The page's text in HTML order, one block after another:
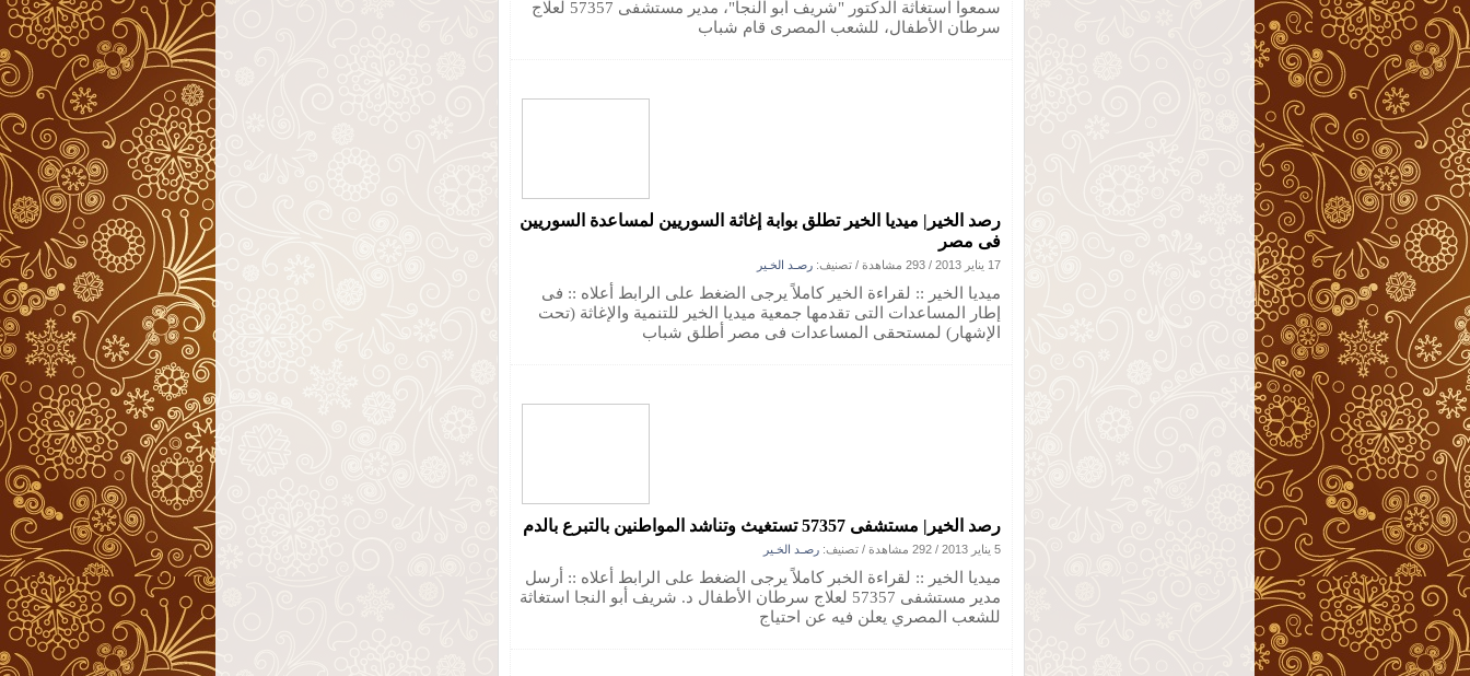
سمعوا استغاثة الدكتور "شريف أبو النجا"، مدير مستشفى 57357 لعلاج
سرطان الأطفال، للشعب المصرى قام شباب
رصد الخير| ميديا الخير تطلق بوابة إغاثة السوريين لمساعدة السوريين
فى مصر
17 يناير 2013 / 293 مشاهدة / تصنيف: رصـد الخـير
ميديا الخير :: لقراءة الخير كاملاً يرجى الضغط على الرابط أعلاه :: فى
إطار المساعدات التى تقدمها جمعية ميديا الخير للتنمية والإغاثة (تحت
الإشهار) لمستحقى المساعدات فى مصر أطلق شباب
رصد الخير| مستشفى 57357 تستغيث وتناشد المواطنين بالتبرع بالدم
5 يناير 2013 / 292 مشاهدة / تصنيف: رصـد الخـير
ميديا الخير :: لقراءة الخبر كاملاً يرجى الضغط على الرابط أعلاه :: أرسل
مدير مستشفى 57357 لعلاج سرطان الأطفال د. شريف أبو النجا استغاثة
للشعب المصري يعلن فيه عن احتياج